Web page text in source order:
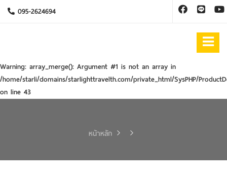
095-2624694
Warning: array_merge(): Argument #1 is not an array in
/home/starli/domains/starlighttravelth.com/private_html/SysPHP/
on line 43
หน้าหลัก